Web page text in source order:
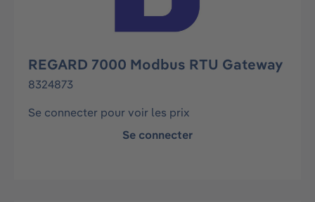
REGARD 7000 Modbus RTU Gateway
8324873
Se connecter pour voir les prix
Se connecter